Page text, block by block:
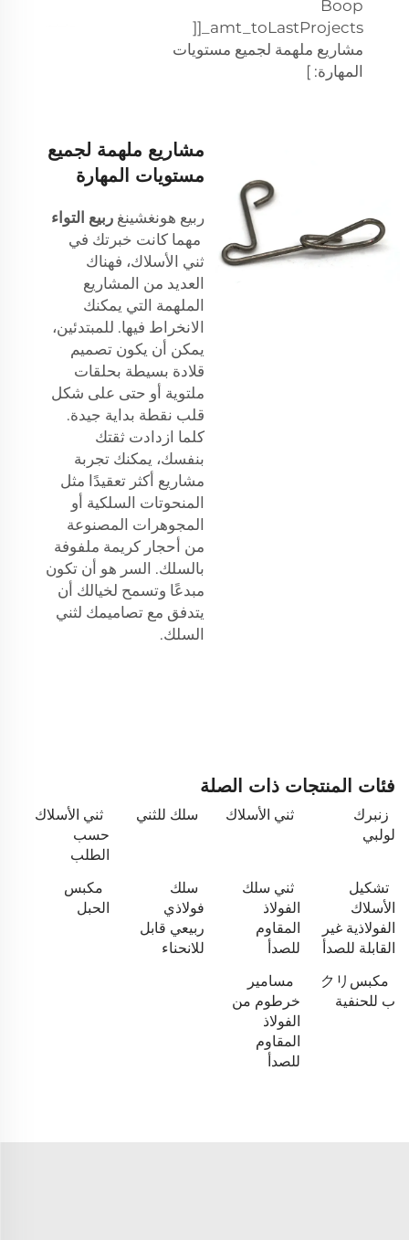
Boop
]_amt_toLastProjects[
مشاريع ملهمة لجميع مستويات
المهارة: ]
مشاريع ملهمة لجميع
مستويات المهارة
ربيع هونغشينغ ربيع التواء
مهما كانت خبرتك في
ثني الأسلاك، فهناك
العديد من المشاريع
الملهمة التي يمكنك
الانخراط فيها. للمبتدئين،
يمكن أن يكون تصميم
قلادة بسيطة بحلقات
ملتوية أو حتى على شكل
قلب نقطة بداية جيدة.
كلما ازدادت ثقتك
بنفسك، يمكنك تجربة
مشاريع أكثر تعقيدًا مثل
المنحوتات السلكية أو
المجوهرات المصنوعة
من أحجار كريمة ملفوفة
بالسلك. السر هو أن تكون
مبدعًا وتسمح لخيالك أن
يتدفق مع تصاميمك لثني
السلك.
فئات المنتجات ذات الصلة
زنبرك
لولبي
ثني الأسلاك سلك للثني
ثني الأسلاك
حسب
الطلب
تشكيل
الأسلاك
الفولاذية غير
القابلة للصدأ
ثني سلك
الفولاذ
المقاوم
للصدأ
سلك
فولاذي
ربيعي قابل
للانحناء
مكبس
الحبل
مكبسクリ
ب للحنفية
مسامير
خرطوم من
الفولاذ
المقاوم
للصدأ